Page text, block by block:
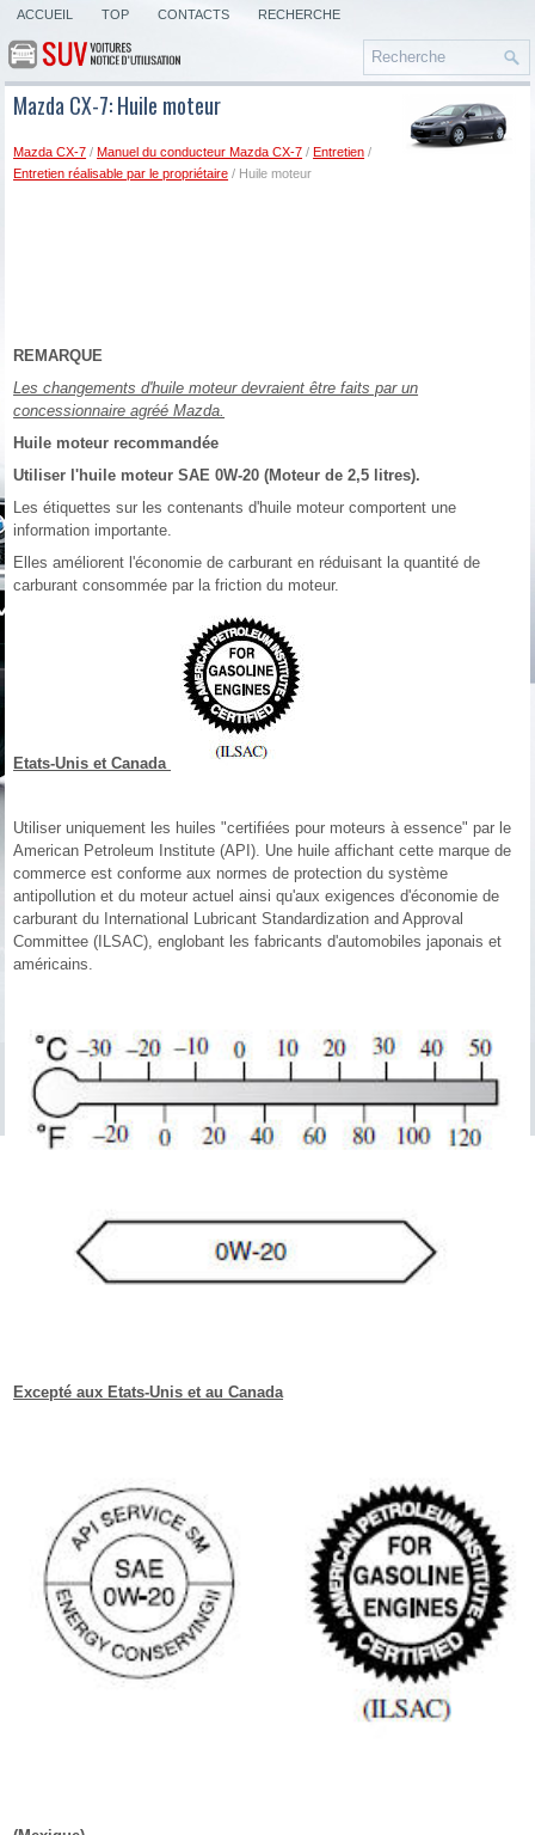
ACCUEIL TOP CONTACTS RECHERCHE
Mazda CX-7: Huile moteur
Mazda CX-7 /Manuel du conducteur Mazda CX-7 /Entretien /
Entretien réalisable par le propriétaire / Huile moteur
REMARQUE
Les changements d'huile moteur devraient être faits par un
concessionnaire agréé Mazda.
Huile moteur recommandée
Utiliser l'huile moteur SAE 0W-20 (Moteur de 2,5 litres).
Les étiquettes sur les contenants d'huile moteur comportent une
information importante.
Elles améliorent l'économie de carburant en réduisant la quantité de
carburant consommée par la friction du moteur.
Etats-Unis et Canada
Utiliser uniquement les huiles "certifiées pour moteurs à essence" par le
American Petroleum Institute (API). Une huile affichant cette marque de
commerce est conforme aux normes de protection du système
antipollution et du moteur actuel ainsi qu'aux exigences d'économie de
carburant du International Lubricant Standardization and Approval
Committee (ILSAC), englobant les fabricants d'automobiles japonais et
américains.
Excepté aux Etats-Unis et au Canada